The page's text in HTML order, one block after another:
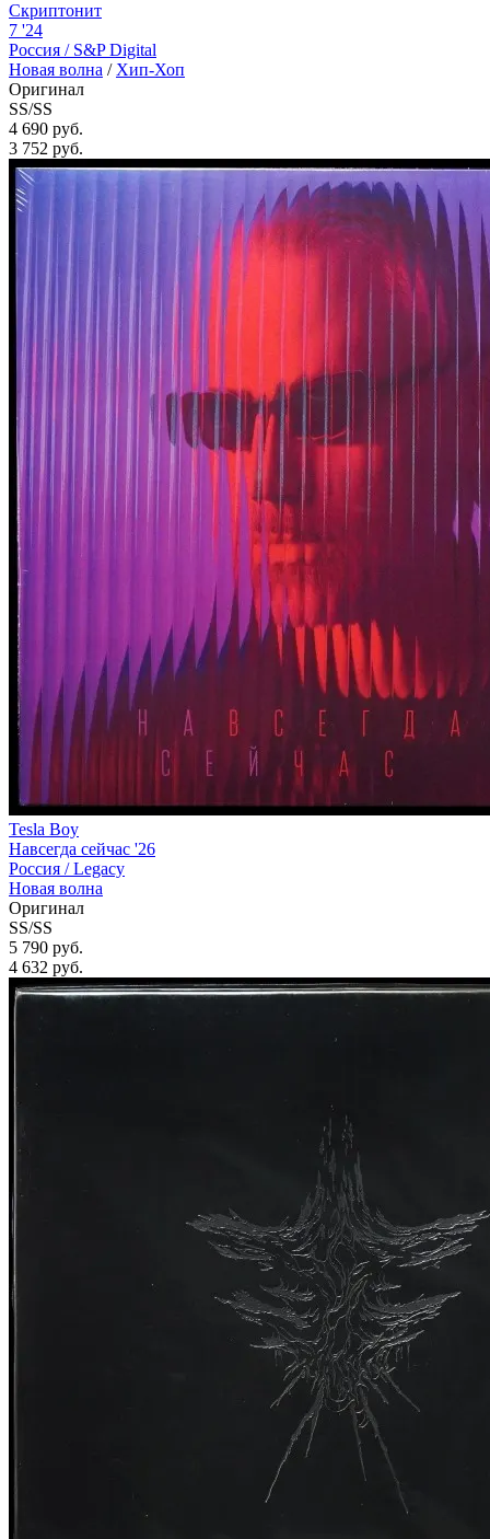
Скриптонит
7 '24
Россия / S&P Digital
Новая волна / Хип-Хоп
Оригинал
SS/SS
4 690 руб.
3 752 руб.
Tesla Boy
Навсегда сейчас '26
Россия /Legacy
Новая волна
Оригинал
SS/SS
5 790 руб.
4 632 руб.